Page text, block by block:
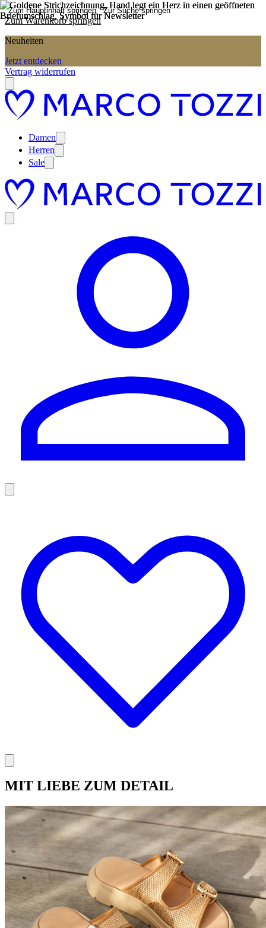
Zum Hauptinhalt springen Zur Suche springen
Zum Warenkorb springen
Neuheiten
Jetzt entdecken
Vertrag widerrufen
Damen
Herren
Sale
MIT LIEBE ZUM DETAIL